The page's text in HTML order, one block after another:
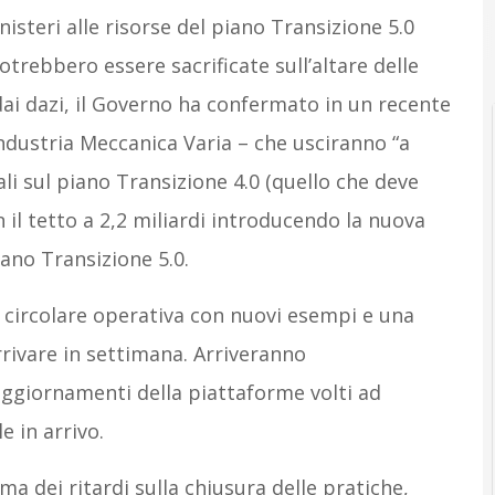
alle risorse del piano Transizione 5.0
essere sacrificate sull’altare delle
dazi, il Governo ha confermato in un recente
Meccanica Varia – che usciranno “a
sul piano Transizione 4.0 (quello che deve
il tetto a 2,2 miliardi introducendo la nuova
Transizione 5.0.
operativa con nuovi esempi e una
in settimana. Arriveranno
della piattaforme volti ad
in arrivo.
dei ritardi sulla chiusura delle pratiche,